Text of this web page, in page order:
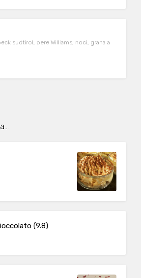
sudtirol, pere Williams, noci, grana a
(9.8)